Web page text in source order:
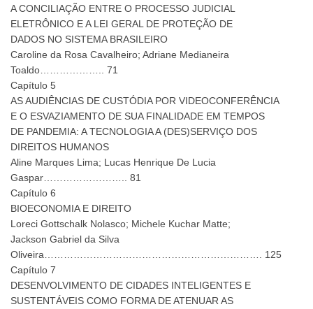
A CONCILIAÇÃO ENTRE O PROCESSO JUDICIAL
ELETRÔNICO E A LEI GERAL DE PROTEÇÃO DE
DADOS NO SISTEMA BRASILEIRO
Caroline da Rosa Cavalheiro; Adriane Medianeira
Toaldo……………….. 71
Capítulo 5
AS AUDIÊNCIAS DE CUSTÓDIA POR VIDEOCONFERÊNCIA
E O ESVAZIAMENTO DE SUA FINALIDADE EM TEMPOS
DE PANDEMIA: A TECNOLOGIA A (DES)SERVIÇO DOS
DIREITOS HUMANOS
Aline Marques Lima; Lucas Henrique De Lucia
Gaspar…………………….. 81
Capítulo 6
BIOECONOMIA E DIREITO
Loreci Gottschalk Nolasco; Michele Kuchar Matte;
Jackson Gabriel da Silva
Oliveira…………………………………………………………. 125
Capítulo 7
DESENVOLVIMENTO DE CIDADES INTELIGENTES E
SUSTENTÁVEIS COMO FORMA DE ATENUAR AS